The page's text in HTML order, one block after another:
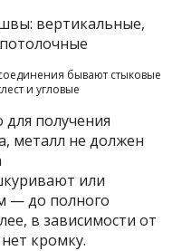
бывают стыковые
и угловые
получения
металл не должен
или
— до полного
в зависимости от
кромку.